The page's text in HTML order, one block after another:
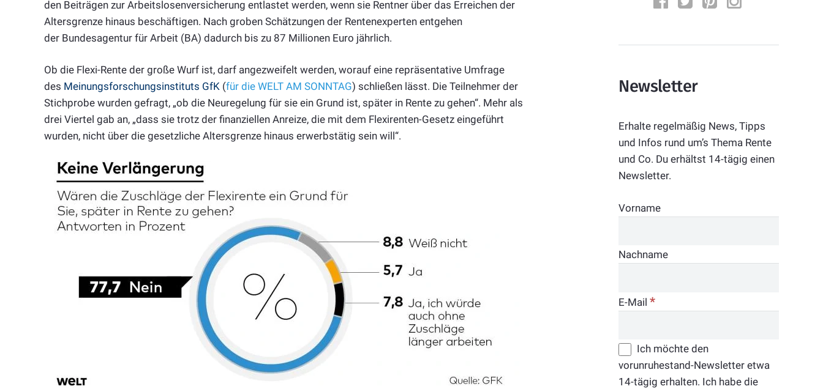
den Beiträgen zur Arbeitslosenversicherung entlastet werden, wenn sie Rentner über das Erreichen der
Altersgrenze hinaus beschäftigen. Nach groben Schätzungen der Rentenexperten entgehen
der Bundesagentur für Arbeit (BA) dadurch bis zu 87 Millionen Euro jährlich.
Ob die Flexi-Rente der große Wurf ist, darf angezweifelt werden, worauf eine repräsentative Umfrage
des Meinungsforschungsinstituts GfK (für die WELT AM SONNTAG) schließen lässt. Die Teilnehmer der
Stichprobe wurden gefragt, „ob die Neuregelung für sie ein Grund ist, später in Rente zu gehen“. Mehr als
drei Viertel gab an, „dass sie trotz der finanziellen Anreize, die mit dem Flexirenten-Gesetz eingeführt
wurden, nicht über die gesetzliche Altersgrenze hinaus erwerbstätig sein will“.
Newsletter
Erhalte regelmäßig News, Tipps
und Infos rund um’s Thema Rente
und Co. Du erhältst 14-tägig einen
Newsletter.
Vorname
Nachname
E-Mail*
Ich möchte den
vorunruhestand-Newsletter etwa
14-tägig erhalten. Ich habe die